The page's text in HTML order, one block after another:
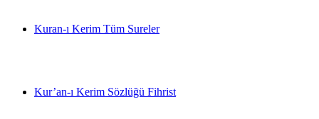
Kuran-ı Kerim Tüm Sureler
Kur’an-ı Kerim Sözlüğü Fihrist